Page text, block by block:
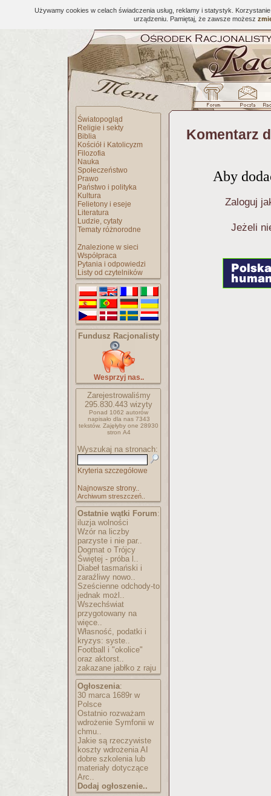
Używamy cookies w celach świadczenia usług, reklamy i statystyk.
urządzeniu. Pamiętaj, że zawsze możesz
Światopogląd
Religie i sekty
Biblia
Kościół i Katolicyzm
Filozofia
Nauka
Społeczeństwo
Prawo
Państwo i polityka
Kultura
Felietony i eseje
Literatura
Ludzie, cytaty
Tematy różnorodne
Znalezione w sieci
Współpraca
Pytania i odpowiedzi
Listy od czytelników
Fundusz Racjonalisty
Wesprzyj nas..
Zarejestrowaliśmy
295.830.443 wizyty
Ponad 1062 autorów
napisało dla nas 7343
tekstów. Zajęłyby one 28930
stron A4
Wyszukaj na stronach:
Kryteria szczegółowe
Najnowsze strony..
Archiwum streszczeń..
Ostatnie wątki Forum:
iluzja wolności
Wzór na liczby
parzyste i nie par..
Dogmat o Trójcy
Świętej - próba l..
Diabeł tasmański i
zaraźliwy nowo..
Sześcienne odchody-to
jednak możl..
Wszechświat
przygotowany na
więce..
Własność, podatki i
kryzys: syste..
Football i "okolice"
oraz aktorst..
zakazane jabłko z raju
Ogłoszenia:
30 marca 1689r w
Polsce
Ostatnio rozważam
wdrożenie Symfonii w
chmu..
Jakie są rzeczywiste
koszty wdrożenia AI
dobre szkolenia lub
materiały dotyczące
Arc..
Dodaj ogłoszenie..
Komentarz
Aby
Zaloguj
Jeżeli